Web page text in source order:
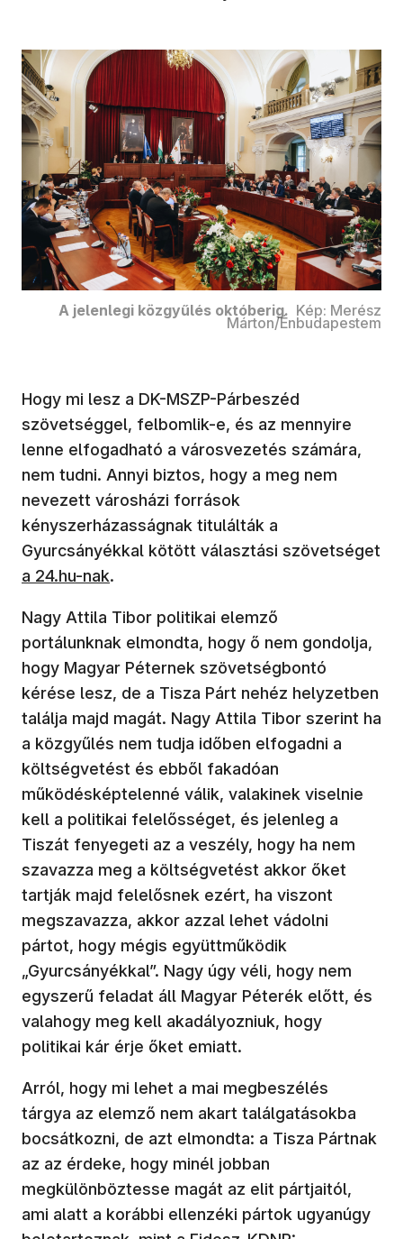
A jelenlegi közgyűlés októberig. Kép: Merész
Márton/Énbudapestem
Hogy mi lesz a DK-MSZP-Párbeszéd
szövetséggel, felbomlik-e, és az mennyire
lenne elfogadható a városvezetés számára,
nem tudni. Annyi biztos, hogy a meg nem
nevezett városházi források
kényszerházasságnak titulálták a
Gyurcsányékkal kötött választási szövetséget
a 24.hu-nak.
Nagy Attila Tibor politikai elemző
portálunknak elmondta, hogy ő nem gondolja,
hogy Magyar Péternek szövetségbontó
kérése lesz, de a Tisza Párt nehéz helyzetben
találja majd magát. Nagy Attila Tibor szerint ha
a közgyűlés nem tudja időben elfogadni a
költségvetést és ebből fakadóan
működésképtelenné válik, valakinek viselnie
kell a politikai felelősséget, és jelenleg a
Tiszát fenyegeti az a veszély, hogy ha nem
szavazza meg a költségvetést akkor őket
tartják majd felelősnek ezért, ha viszont
megszavazza, akkor azzal lehet vádolni
pártot, hogy mégis együttműködik
„Gyurcsányékkal”. Nagy úgy véli, hogy nem
egyszerű feladat áll Magyar Péterék előtt, és
valahogy meg kell akadályozniuk, hogy
politikai kár érje őket emiatt.
Arról, hogy mi lehet a mai megbeszélés
tárgya az elemző nem akart találgatásokba
bocsátkozni, de azt elmondta: a Tisza Pártnak
az az érdeke, hogy minél jobban
megkülönböztesse magát az elit pártjaitól,
ami alatt a korábbi ellenzéki pártok ugyanúgy